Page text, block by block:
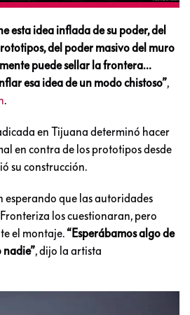
esta idea inflada de su poder, del
del poder masivo del muro
puede sellar la frontera…
esa idea de un modo chistoso”,
.
en Tijuana determinó hacer
en contra de los prototipos desde
su construcción.
esperando que las autoridades
los cuestionaran, pero
el montaje.“Esperábamos algo de
nadie”, dijo la artista